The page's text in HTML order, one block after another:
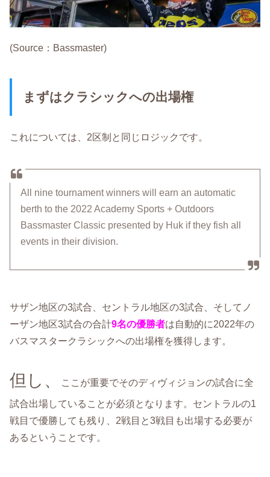
(Source：Bassmaster)
まずはクラシックへの出場権
これについては、2区制と同じロジックです。
All nine tournament winners will earn an automatic
berth to the 2022 Academy Sports + Outdoors
Bassmaster Classic presented by Huk if they fish all
events in their division.
サザン地区の3試合、セントラル地区の3試合、そしてノ
ーザン地区3試合の合計9名の優勝者は自動的に2022年の
バスマスタークラシックへの出場権を獲得します。
但し、
ここが重要でそのディヴィジョンの試合に全
試合出場していることが必須となります。セントラルの1
戦目で優勝しても残り、2戦目と3戦目も出場する必要が
あるということです。